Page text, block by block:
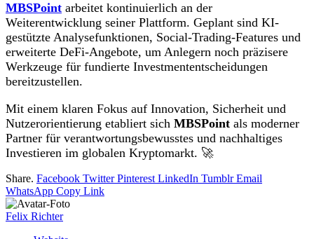
MBSPoint arbeitet kontinuierlich an der
Weiterentwicklung seiner Plattform. Geplant sind KI-
gestützte Analysefunktionen, Social-Trading-Features und
erweiterte DeFi-Angebote, um Anlegern noch präzisere
Werkzeuge für fundierte Investmententscheidungen
bereitzustellen.
Mit einem klaren Fokus auf Innovation, Sicherheit und
Nutzerorientierung etabliert sich MBSPoint als moderner
Partner für verantwortungsbewusstes und nachhaltiges
Investieren im globalen Kryptomarkt. 🚀
Share. Facebook Twitter Pinterest LinkedIn Tumblr Email
WhatsApp Copy Link
Felix Richter